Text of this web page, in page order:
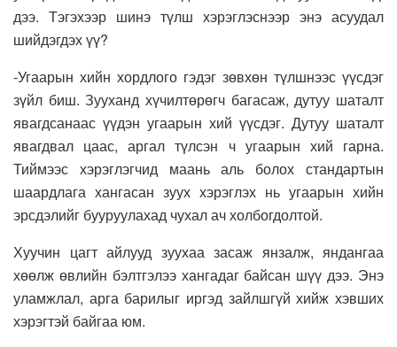
дээ. Тэгэхээр шинэ түлш хэрэглэснээр энэ асуудал
шийдэгдэх үү?
-Угаарын хийн хордлого гэдэг зөвхөн түлшнээс үүсдэг
зүйл биш. Зууханд хүчилтөрөгч багасаж, дутуу шаталт
явагдсанаас үүдэн угаарын хий үүсдэг. Дутуу шаталт
явагдвал цаас, аргал түлсэн ч угаарын хий гарна.
Тиймээс хэрэглэгчид маань аль болох стандартын
шаардлага хангасан зуух хэрэглэх нь угаарын хийн
эрсдэлийг бууруулахад чухал ач холбогдолтой.
Хуучин цагт айлууд зуухаа засаж янзалж, яндангаа
хөөлж өвлийн бэлтгэлээ хангадаг байсан шүү дээ. Энэ
уламжлал, арга барилыг иргэд зайлшгүй хийж хэвших
хэрэгтэй байгаа юм.